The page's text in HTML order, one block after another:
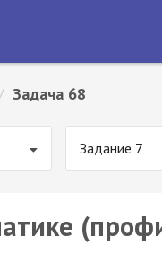
Задача 68
Задание 7